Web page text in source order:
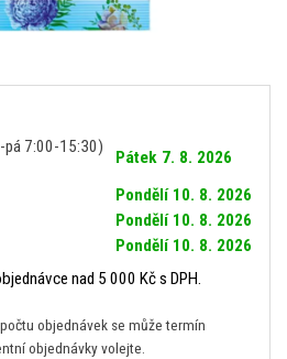
pá 7:00-15:30)
Pátek 7. 8. 2026
Pondělí 10. 8. 2026
Pondělí 10. 8. 2026
Pondělí 10. 8. 2026
nad 5 000 Kč s DPH.
objednávek se může termín
objednávky volejte.